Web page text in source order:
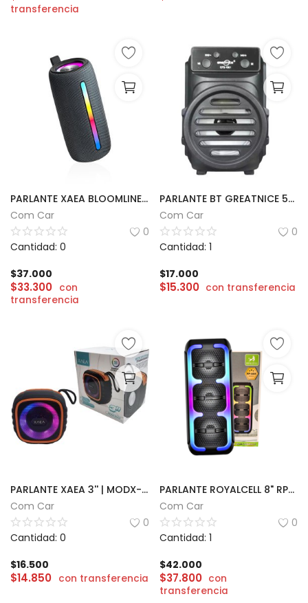
transferencia
PARLANTE XAEA BLOOMLINE 10Wx2
Com Car
0
Cantidad: 0
$37.000
$33.300 con
transferencia
PARLANTE BT GREATNICE 5W | GTS
Com Car
0
Cantidad: 1
$17.000
$15.300 con transferencia
PARLANTE XAEA 3'' | MODX-0053
Com Car
0
Cantidad: 0
$16.500
$14.850 con transferencia
PARLANTE ROYALCELL 8" RP-4408
Com Car
0
Cantidad: 1
$42.000
$37.800 con
transferencia